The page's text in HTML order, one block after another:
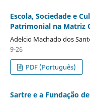
Escola, Sociedade e
Patrimonial na Matriz
Adelcio Machado dos
9-26
PDF (Português)
Sartre e a Fundação